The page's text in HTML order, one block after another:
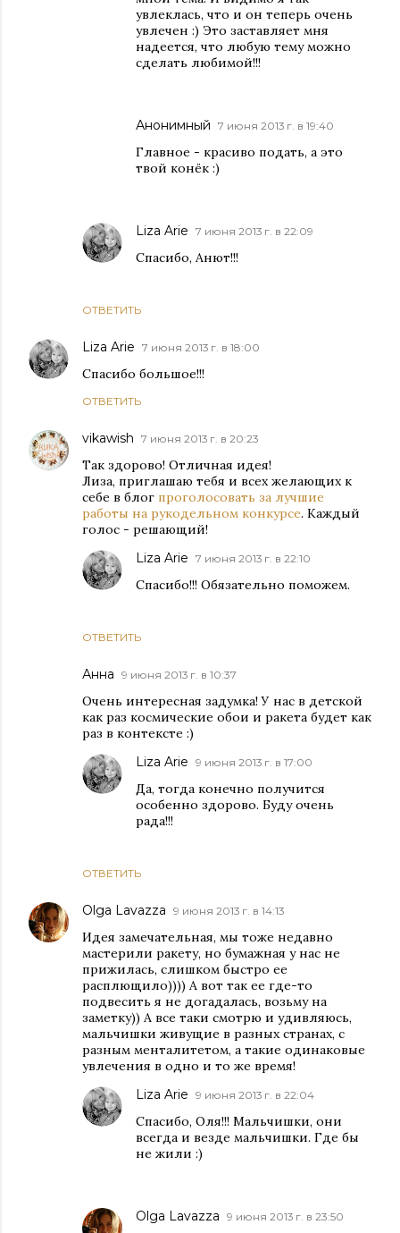
ОТВЕТИТЬ
увлеклась, что и он теперь очень
увлечен :) Это заставляет мня
надеется, что любую тему можно
сделать любимой!!!
Анонимный 7 июня 2013 г. в 19:40
Главное - красиво подать, а это
твой конёк :)
Liza Arie 7 июня 2013 г. в 22:09
Спасибо, Анют!!!
Liza Arie 7 июня 2013 г. в 18:00
Спасибо большое!!!
ОТВЕТИТЬ
vikawish 7 июня 2013 г. в 20:23
Так здорово! Отличная идея!
Лиза, приглашаю тебя и всех желающих к
себе в блог проголосовать за лучшие
работы на рукодельном конкурсе. Каждый
голос - решающий!
ОТВЕТИТЬ
Liza Arie 7 июня 2013 г. в 22:10
Спасибо!!! Обязательно поможем.
Анна 9 июня 2013 г. в 10:37
Очень интересная задумка! У нас в детской
как раз космические обои и ракета будет как
раз в контексте :)
ОТВЕТИТЬ
Liza Arie 9 июня 2013 г. в 17:00
Да, тогда конечно получится
особенно здорово. Буду очень
рада!!!
Olga Lavazza 9 июня 2013 г. в 14:13
Идея замечательная, мы тоже недавно
мастерили ракету, но бумажная у нас не
прижилась, слишком быстро ее
расплющило)))) А вот так ее где-то
подвесить я не догадалась, возьму на
заметку)) А все таки смотрю и удивляюсь,
мальчишки живущие в разных странах, с
разным менталитетом, а такие одинаковые
увлечения в одно и то же время!
Liza Arie 9 июня 2013 г. в 22:04
Спасибо, Оля!!! Мальчишки, они
всегда и везде мальчишки. Где бы
не жили :)
Olga Lavazza 9 июня 2013 г. в 23:50